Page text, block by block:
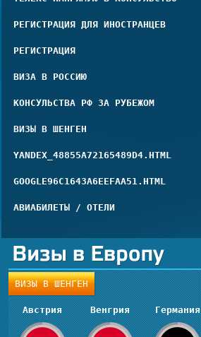
РЕГИСТРАЦИЯ ДЛЯ ИНОСТРАНЦЕВ
РЕГИСТРАЦИЯ
ВИЗА В РОССИЮ
КОНСУЛЬСТВА РФ ЗА РУБЕЖОМ
ВИЗЫ В ШЕНГЕН
YANDEX_48855A72165489D4.HTML
GOOGLE96C1643A6EEFAA51.HTML
АВИАБИЛЕТЫ / ОТЕЛИ
ВИЗЫ В ШЕНГЕН
Австрия Венгрия Германия